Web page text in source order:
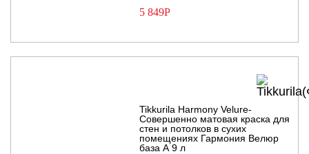
5 849Р
Tikkurila Harmony Velure-
Совершенно матовая краска для
стен и потолков в сухих
помещениях Гармония Велюр
база А 9 л